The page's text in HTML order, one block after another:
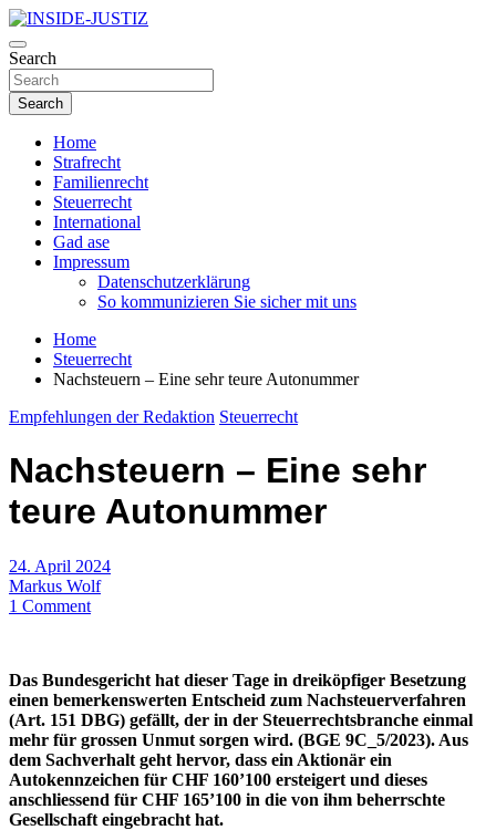
Skip
to
content
INSIDE-JUSTIZ
Investigativer Journalismus zur Dritten Gewalt
Search
Search
Home
Strafrecht
Familienrecht
Steuerrecht
International
Gad ase
Impressum
Datenschutzerklärung
So kommunizieren Sie sicher mit uns
Home
Steuerrecht
Nachsteuern – Eine sehr teure Autonummer
Empfehlungen der Redaktion Steuerrecht
Nachsteuern – Eine sehr
teure Autonummer
24. April 2024
Markus Wolf
1 Comment
Das Bundesgericht hat dieser Tage in dreiköpfiger Besetzung
einen bemerkenswerten Entscheid zum Nachsteuerverfahren
(Art. 151 DBG) gefällt, der in der Steuerrechtsbranche einmal
mehr für grossen Unmut sorgen wird. (BGE 9C_5/2023). Aus
dem Sachverhalt geht hervor, dass ein Aktionär ein
Autokennzeichen für CHF 160’100 ersteigert und dieses
anschliessend für CHF 165’100 in die von ihm beherrschte
Gesellschaft eingebracht hat.